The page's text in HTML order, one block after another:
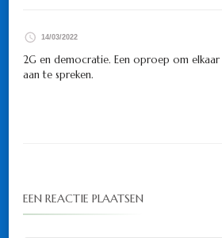
14/03/2022
2G en democratie. Een oproep om elkaar
aan te spreken.
EEN REACTIE PLAATSEN